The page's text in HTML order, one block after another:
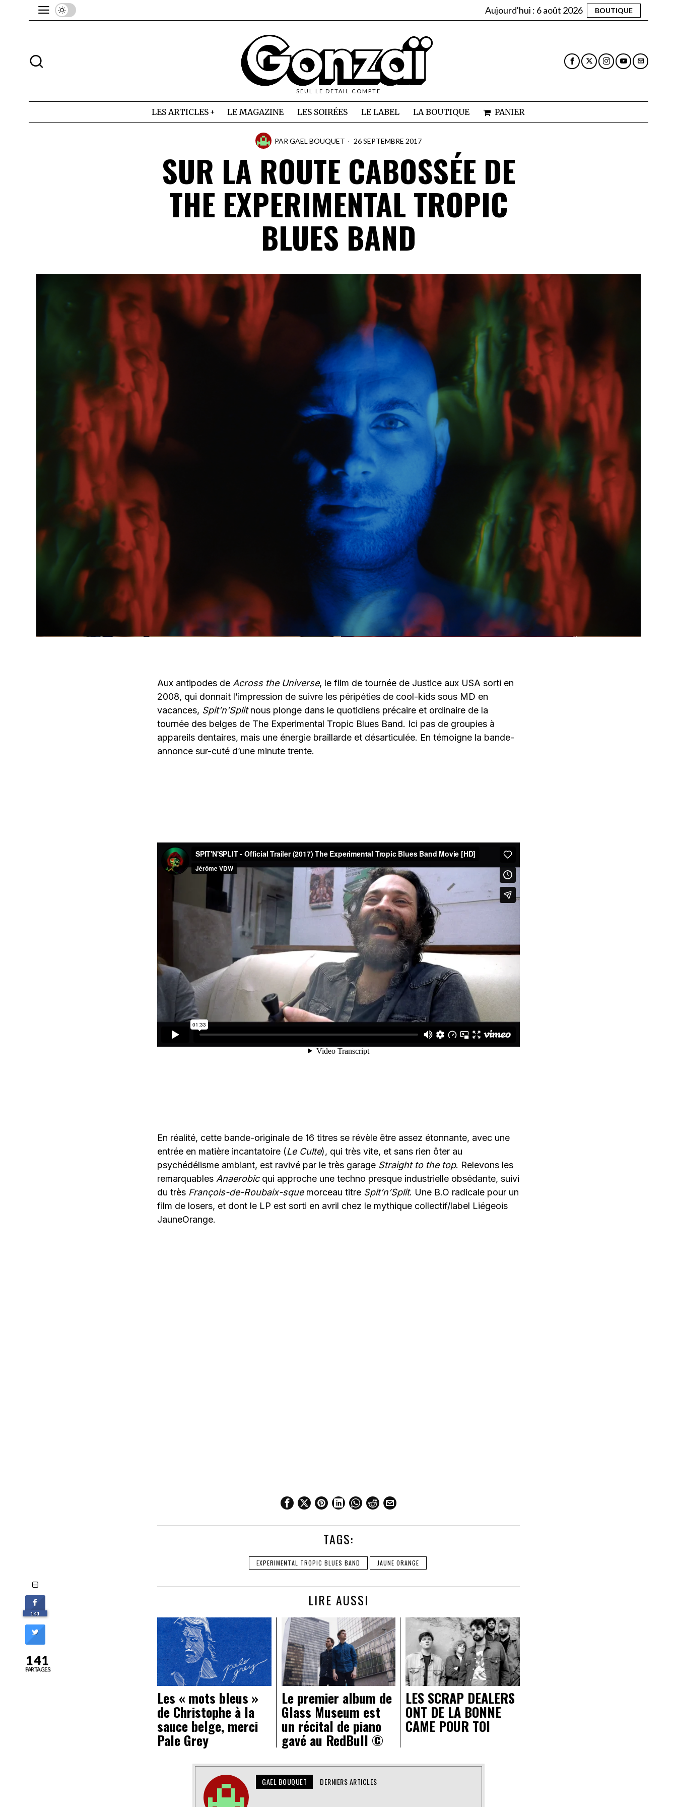
Aujourd'hui : 6 août 2026 BOUTIQUE
SEUL LE DETAIL COMPTE
LES ARTICLES LE MAGAZINE LES SOIRÉES LE LABEL LA BOUTIQUE PANIER
PAR GAEL BOUQUET 26 SEPTEMBRE 2017
SUR LA ROUTE CABOSSÉE DE
THE EXPERIMENTAL TROPIC
BLUES BAND
Aux antipodes de Across the Universe, le film de tournée de Justice aux USA sorti en
2008, qui donnait l’impression de suivre les péripéties de cool-kids sous MD en
vacances, Spit’n’Splitnous plonge dans le quotidiens précaire et ordinaire de la
tournée des belges de The Experimental Tropic Blues Band. Ici pas de groupies à
appareils dentaires, mais une énergie braillarde et désarticulée. En témoigne la bande-
annonce sur-cuté d’une minute trente.
En réalité, cette bande-originale de 16 titres se révèle être assez étonnante, avec une
entrée en matière incantatoire (Le Culte), qui très vite, et sans rien ôter au
psychédélisme ambiant, est ravivé par le très garage Straight to the top. Relevons les
remarquables Anaerobicqui approche une techno presque industrielle obsédante, suivi
du très François-de-Roubaix-squemorceau titre Spit’n’Split. Une B.O radicale pour un
film de losers, et dont le LP est sorti en avril chez le mythique collectif/label Liégeois
JauneOrange.
TAGS:
EXPERIMENTAL TROPIC BLUES BAND JAUNE ORANGE
LIRE AUSSI
Les « mots bleus »
de Christophe à la
sauce belge, merci
Pale Grey
Le premier album de
Glass Museum est
un récital de piano
gavé au RedBull ©
LES SCRAP DEALERS
ONT DE LA BONNE
CAME POUR TOI
GAEL BOUQUET DERNIERS ARTICLES
141
141
PARTAGES